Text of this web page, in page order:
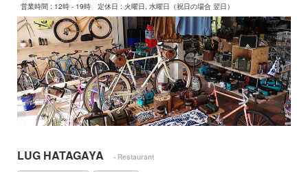
営業時間 : 12時 - 19時
定休日 : 火曜日, 水曜日（祝日の場合 翌日）
LUG HATAGAYA - Restaurant